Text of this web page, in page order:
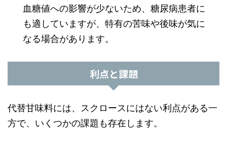
血糖値への影響が少ないため、糖尿病患者に
も適していますが、特有の苦味や後味が気に
なる場合があります。
利点と課題
代替甘味料には、スクロースにはない利点がある一
方で、いくつかの課題も存在します。